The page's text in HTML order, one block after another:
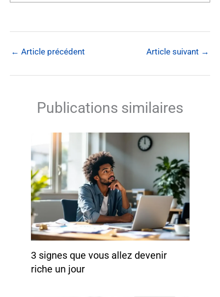
← Article précédent Article suivant →
Publications similaires
3 signes que vous allez devenir
riche un jour